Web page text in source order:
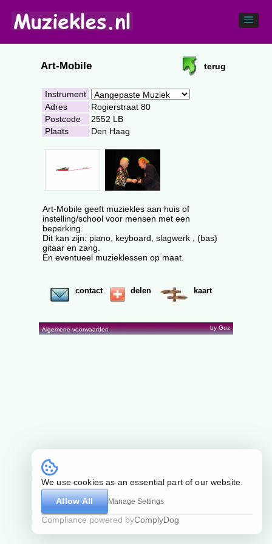
Art-Mobile terug
Instrument
Adres
Rogierstraat 80
Postcode
2552 LB
Plaats
Den Haag
Art-Mobile geeft muziekles aan huis of
instelling/school voor mensen met een
beperking.
Dit kan zijn: piano, keyboard, slagwerk , (bas)
gitaar en zang.
En eventueel muzieklessen op maat.
contact delen kaart
Algemene voorwaarden by Guz
We use cookies as an essential part of our website.
Allow All
Manage Settings
Compliance powered byComplyDog